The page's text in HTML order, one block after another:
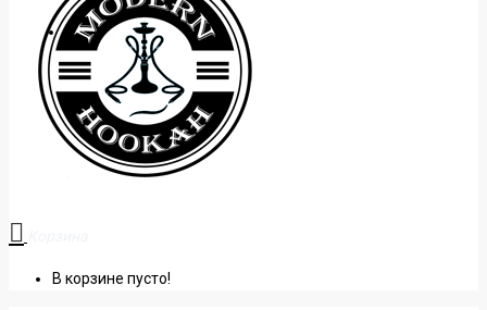
+38 (095) 945 04 33
В корзине пусто!